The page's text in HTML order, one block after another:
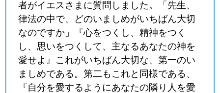
者がイエスさまに質問しました。「先生、
律法の中で、どのいましめがいちばん大切
なのですか」『心をつくし、精神をつく
し、思いをつくして、主なるあなたの神を
愛せよ』これがいちばん大切な、第一のい
ましめである。第二もこれと同様である、
『自分を愛するようにあなたの隣り人を愛